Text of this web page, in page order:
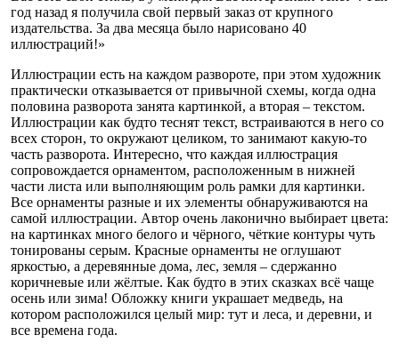
год назад я получила свой первый заказ от крупного
издательства. За два месяца было нарисовано 40
иллюстраций!»
Иллюстрации есть на каждом развороте, при этом художник
практически отказывается от привычной схемы, когда одна
половина разворота занята картинкой, а вторая – текстом.
Иллюстрации как будто теснят текст, встраиваются в него со
всех сторон, то окружают целиком, то занимают какую-то
часть разворота. Интересно, что каждая иллюстрация
сопровождается орнаментом, расположенным в нижней
части листа или выполняющим роль рамки для картинки.
Все орнаменты разные и их элементы обнаруживаются на
самой иллюстрации. Автор очень лаконично выбирает цвета:
на картинках много белого и чёрного, чёткие контуры чуть
тонированы серым. Красные орнаменты не оглушают
яркостью, а деревянные дома, лес, земля – сдержанно
коричневые или жёлтые. Как будто в этих сказках всё чаще
осень или зима! Обложку книги украшает медведь, на
котором расположился целый мир: тут и леса, и деревни, и
все времена года.